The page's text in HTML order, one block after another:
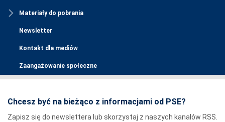
Materiały do pobrania
Newsletter
Kontakt dla mediów
Zaangażowanie społeczne
Chcesz być na bieżąco z informacjami od PSE?
Zapisz się do newslettera lub skorzystaj z naszych kanałów RSS.